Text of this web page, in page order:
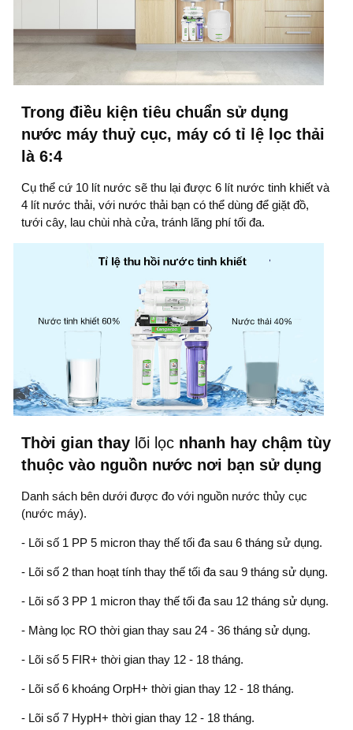
Trong điều kiện tiêu chuẩn sử dụng
nước máy thuỷ cục, máy có tỉ lệ lọc thải
là 6:4
Cụ thể cứ 10 lít nước sẽ thu lại được 6 lít nước tinh khiết và
4 lít nước thải, với nước thải bạn có thể dùng để giặt đồ,
tưới cây, lau chùi nhà cửa, tránh lãng phí tối đa.
Thời gian thay lõi lọc nhanh hay chậm tùy
thuộc vào nguồn nước nơi bạn sử dụng
Danh sách bên dưới được đo với nguồn nước thủy cục
(nước máy).
- Lõi số 1 PP 5 micron thay thế tối đa sau 6 tháng sử dụng.
- Lõi số 2 than hoạt tính thay thế tối đa sau 9 tháng sử dụng.
- Lõi số 3 PP 1 micron thay thế tối đa sau 12 tháng sử dụng.
- Màng lọc RO thời gian thay sau 24 - 36 tháng sử dụng.
- Lõi số 5 FIR+ thời gian thay 12 - 18 tháng.
- Lõi số 6 khoáng OrpH+ thời gian thay 12 - 18 tháng.
- Lõi số 7 HypH+ thời gian thay 12 - 18 tháng.